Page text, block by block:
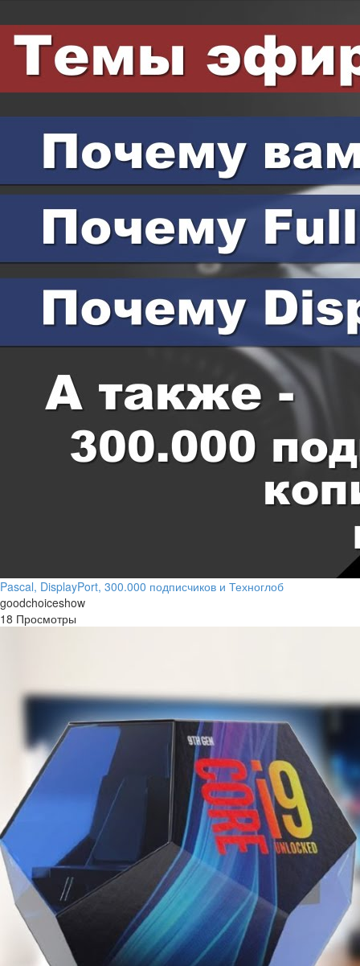
Pascal, DisplayPort, 300.000 подписчиков и Техноглоб
goodchoiceshow
18 Просмотры